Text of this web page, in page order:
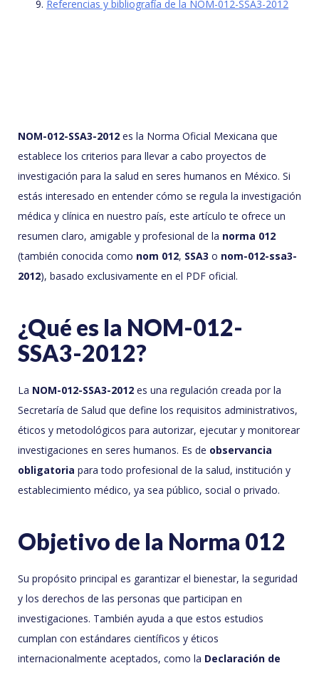
Referencias y bibliografía de la NOM-012-SSA3-2012
NOM-012-SSA3-2012 es la Norma Oficial Mexicana que
establece los criterios para llevar a cabo proyectos de
investigación para la salud en seres humanos en México. Si
estás interesado en entender cómo se regula la investigación
médica y clínica en nuestro país, este artículo te ofrece un
resumen claro, amigable y profesional de la norma 012
(también conocida como nom 012, SSA3 o nom-012-ssa3-
2012), basado exclusivamente en el PDF oficial.
¿Qué es la NOM-012-
SSA3-2012?
La NOM-012-SSA3-2012 es una regulación creada por la
Secretaría de Salud que define los requisitos administrativos,
éticos y metodológicos para autorizar, ejecutar y monitorear
investigaciones en seres humanos. Es de observancia
obligatoria para todo profesional de la salud, institución y
establecimiento médico, ya sea público, social o privado.
Objetivo de la Norma 012
Su propósito principal es garantizar el bienestar, la seguridad
y los derechos de las personas que participan en
investigaciones. También ayuda a que estos estudios
cumplan con estándares científicos y éticos
internacionalmente aceptados, como la Declaración de